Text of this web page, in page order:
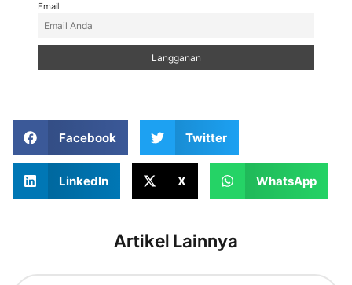
Email
Facebook Twitter
LinkedIn X WhatsApp
Artikel Lainnya